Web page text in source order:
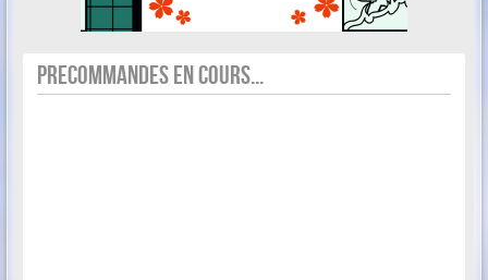
PRECOMMANDES EN COURS...